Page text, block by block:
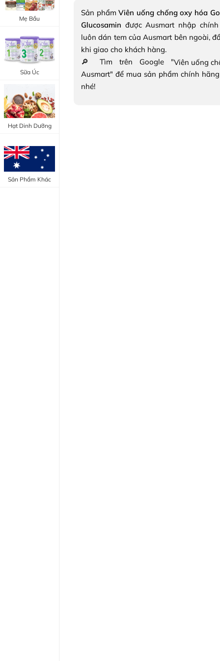
Bổ Khớp - Xương
Bổ Não - Tim Mạch
Canxi - Vitamin D
Trang Điểm Mắt
Trang Điểm Môi
Tẩy Trang - Toner
Dụng Cụ Trang Điểm
Mẹ Bầu
Sữa Úc
Hạt Dinh Dưỡng
Sản Phẩm Khác
Sản phẩmViên uống chống oxy hóa
Glucosamin được Ausmart nhập
luôn dán tem của Ausmart bên ngoài,
khi giao cho khách hàng.
🔎 Tìm trên Google "
Ausmart" để mua sản phẩm chính
nhé!